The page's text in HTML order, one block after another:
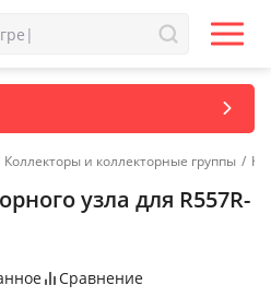
Коллекторы и коллекторные группы /
узла для R557R-
Сравнение